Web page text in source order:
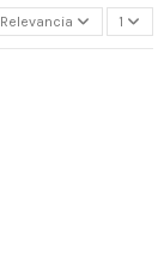
Relevancia 1